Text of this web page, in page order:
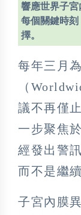
響應世界子
每個關鍵時
擇。
每年三月
（
議不再僅
一步聚焦
經發出警
而不是繼
子宮內膜